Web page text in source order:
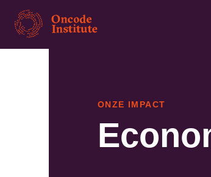
Overslaan
naar
ONZE IMPACT